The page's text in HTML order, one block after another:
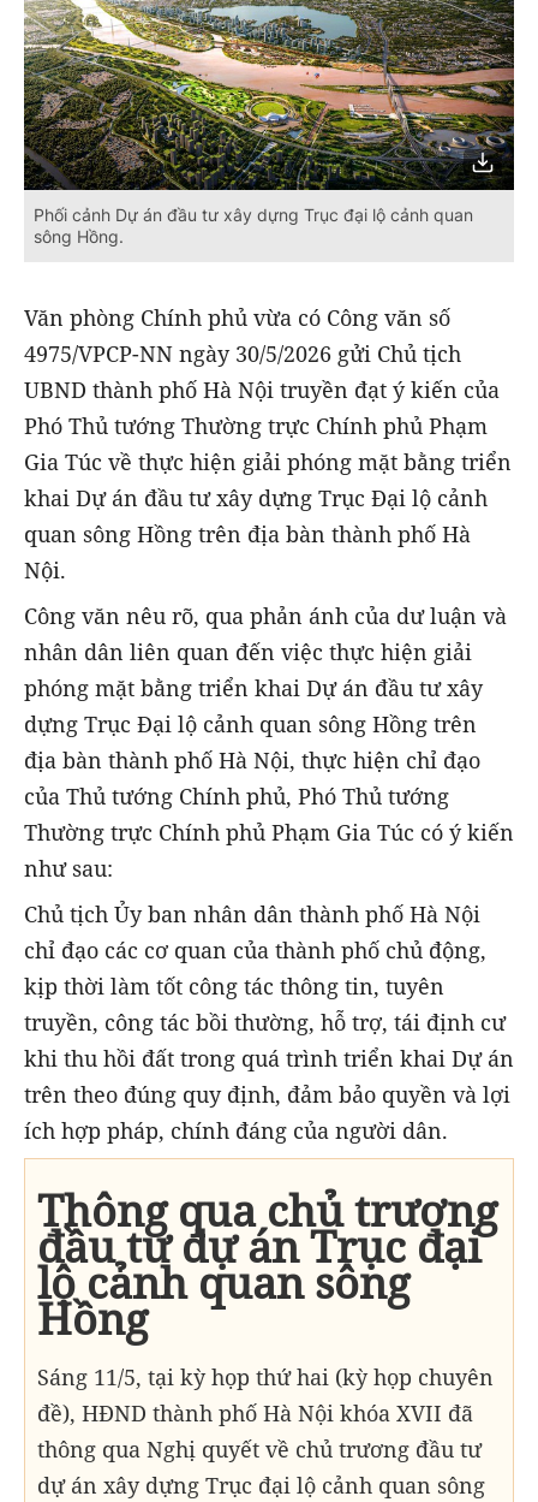
Phối cảnh Dự án đầu tư xây dựng Trục đại lộ cảnh quan
sông Hồng.
Văn phòng Chính phủ vừa có Công văn số
4975/VPCP-NN ngày 30/5/2026 gửi Chủ tịch
UBND thành phố Hà Nội truyền đạt ý kiến của
Phó Thủ tướng Thường trực Chính phủ Phạm
Gia Túc về thực hiện giải phóng mặt bằng triển
khai Dự án đầu tư xây dựng Trục Đại lộ cảnh
quan sông Hồng trên địa bàn thành phố Hà
Nội.
Công văn nêu rõ, qua phản ánh của dư luận và
nhân dân liên quan đến việc thực hiện giải
phóng mặt bằng triển khai Dự án đầu tư xây
dựng Trục Đại lộ cảnh quan sông Hồng trên
địa bàn thành phố Hà Nội, thực hiện chỉ đạo
của Thủ tướng Chính phủ, Phó Thủ tướng
Thường trực Chính phủ Phạm Gia Túc có ý kiến
như sau:
Chủ tịch Ủy ban nhân dân thành phố Hà Nội
chỉ đạo các cơ quan của thành phố chủ động,
kịp thời làm tốt công tác thông tin, tuyên
truyền, công tác bồi thường, hỗ trợ, tái định cư
khi thu hồi đất trong quá trình triển khai Dự án
trên theo đúng quy định, đảm bảo quyền và lợi
ích hợp pháp, chính đáng của người dân.
Thông qua chủ trương
đầu tư dự án Trục đại
lộ cảnh quan sông
Hồng
Sáng 11/5, tại kỳ họp thứ hai (kỳ họp chuyên
đề), HĐND thành phố Hà Nội khóa XVII đã
thông qua Nghị quyết về chủ trương đầu tư
dự án xây dựng Trục đại lộ cảnh quan sông